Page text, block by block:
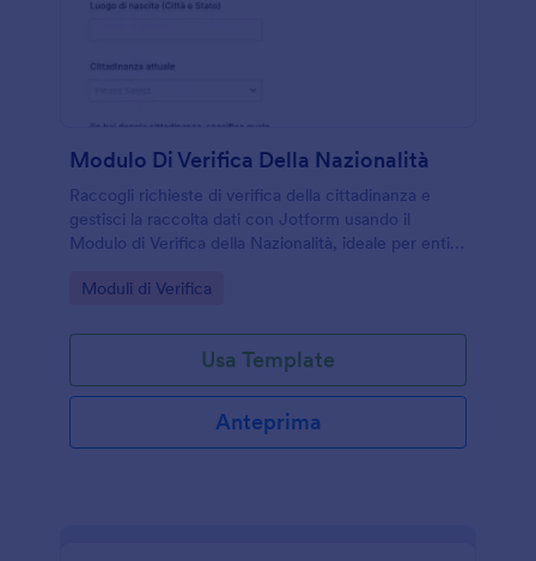
Modulo Di Verifica Della Nazionalità
Raccogli richieste di verifica della cittadinanza e
gestisci la raccolta dati con Jotform usando il
Modulo di Verifica della Nazionalità, ideale per enti,
ogni invio del modulo.
Go to Category:
Moduli di Verifica
Usa Template
Anteprima